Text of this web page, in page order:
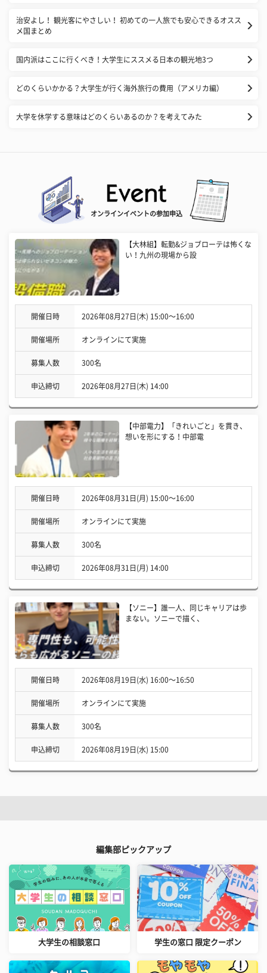
治安よし！ 観光客にやさしい！ 初めての一人旅でも安心できるオスス
メ国まとめ
国内派はここに行くべき！大学生にススメる日本の観光地3つ
どのくらいかかる？大学生が行く海外旅行の費用（アメリカ編）
大学を休学する意味はどのくらいあるのか？を考えてみた
オンラインイベントの参加申込
【大林組】転勤&ジョブローテは怖くな
い！九州の現場から設
開催日時 2026年08月27日(木) 15:00〜16:00
開催場所 オンラインにて実施
募集人数 300名
申込締切 2026年08月27日(木) 14:00
【中部電力】「きれいごと」を貫き、
想いを形にする！中部電
開催日時 2026年08月31日(月) 15:00〜16:00
開催場所 オンラインにて実施
募集人数 300名
申込締切 2026年08月31日(月) 14:00
【ソニー】誰一人、同じキャリアは歩
まない。ソニーで描く、
開催日時 2026年08月19日(水) 16:00〜16:50
開催場所 オンラインにて実施
募集人数 300名
申込締切 2026年08月19日(水) 15:00
編集部ピックアップ
大学生の相談窓口 学生の窓口 限定クーポン